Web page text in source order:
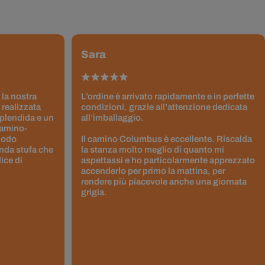
nostra
realizzata
e un
stufa che
di
Sara
L’ordine è arrivato rapidamente e in perfette
condizioni, grazie all’attenzione dedicata
all’imballaggio.
Il camino Columbus è eccellente. Riscalda
la stanza molto meglio di quanto mi
aspettassi e ho particolarmente apprezzato
accenderlo per primo la mattina, per
rendere più piacevole anche una giornata
grigia.